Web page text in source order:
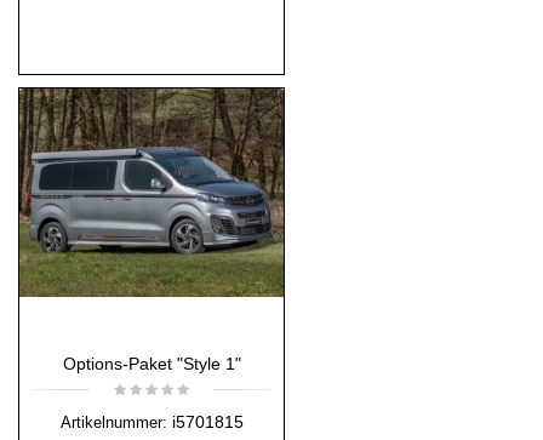
Options-Paket "Style 1"
Artikelnummer: i5701815